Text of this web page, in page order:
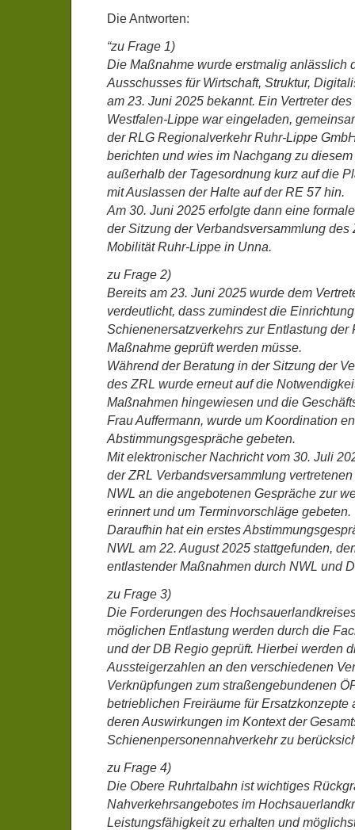
Die Antworten:
“zu Frage 1)
Die Maßnahme wurde erstmalig anlässlich
Ausschusses für Wirtschaft, Struktur,
am 23. Juni 2025 bekannt. Ein Vertreter
Westfalen-Lippe war eingeladen,
der RLG Regionalverkehr Ruhr-Lippe
berichten und wies im Nachgang zu
außerhalb der Tagesordnung kurz auf die
mit Auslassen der Halte auf der RE 57 hin.
Am 30. Juni 2025 erfolgte dann eine
der Sitzung der Verbandsversammlung
Mobilität Ruhr-Lippe in Unna.
zu Frage 2)
Bereits am 23. Juni 2025 wurde dem
verdeutlicht, dass zumindest die
Schienenersatzverkehrs zur Entlastung der
Maßnahme geprüft werden müsse.
Während der Beratung in der Sitzung der
des ZRL wurde erneut auf die
Maßnahmen hingewiesen und die
Frau Auffermann, wurde um Koordination
Abstimmungsgespräche gebeten.
Mit elektronischer Nachricht vom 30. Juli
der ZRL Verbandsversammlung
NWL an die angebotenen Gespräche zur
erinnert und um Terminvorschläge gebeten.
Daraufhin hat ein erstes
NWL am 22. August 2025 stattgefunden,
entlastender Maßnahmen durch NWL und
zu Frage 3)
Die Forderungen des
möglichen Entlastung werden durch die
und der DB Regio geprüft. Hierbei werden
Aussteigerzahlen an den verschiedenen
Verknüpfungen zum straßengebundenen
betrieblichen Freiräume für Ersatzkonzepte
deren Auswirkungen im Kontext der
Schienenpersonennahverkehr zu
zu Frage 4)
Die Obere Ruhrtalbahn ist wichtiges
Nahverkehrsangebotes im
Leistungsfähigkeit zu erhalten und